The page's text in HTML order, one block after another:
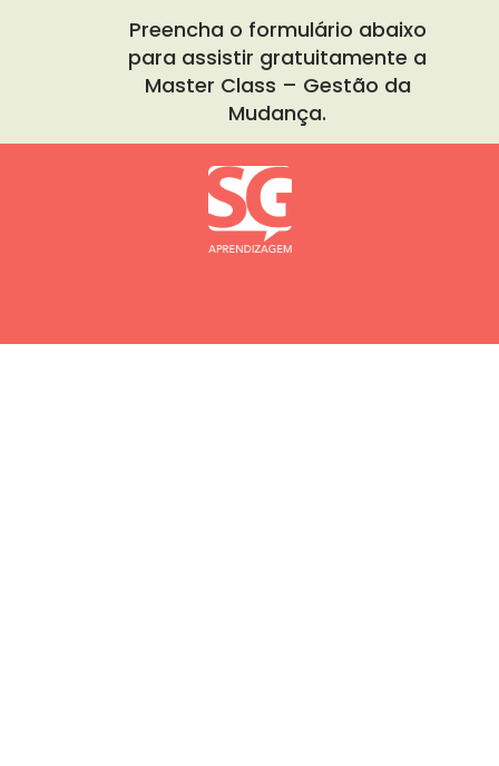
Preencha o formulário abaixo
para assistir gratuitamente a
Master Class – Gestão da
Mudança.